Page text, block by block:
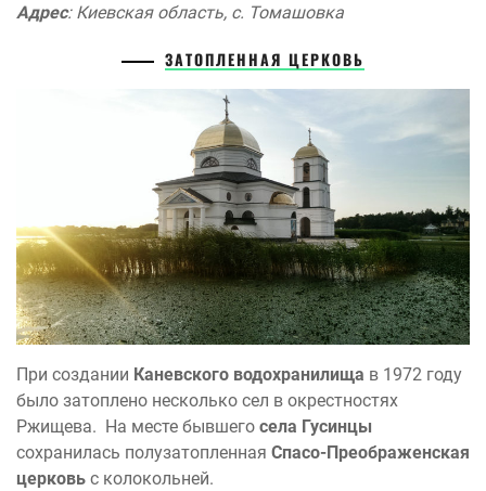
Адрес: Киевская область, с. Томашовка
ЗАТОПЛЕННАЯ ЦЕРКОВЬ
При создании Каневского водохранилища в 1972 году
было затоплено несколько сел в окрестностях
Ржищева. На месте бывшего села Гусинцы
сохранилась полузатопленная Спасо-Преображенская
церковь с колокольней.